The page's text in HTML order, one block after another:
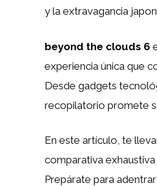
y la extravagancia
beyond the clouds 6
experiencia única que
Desde gadgets
recopilatorio promete
En este artículo, te
comparativa
Prepárate para